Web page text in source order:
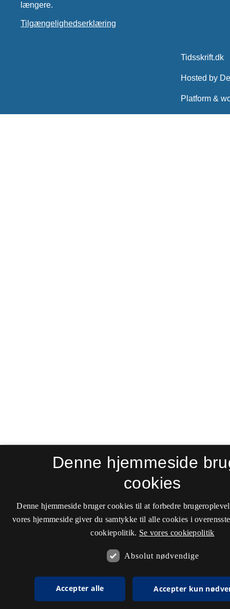
længere.
Tilgængelighedserklæring
Denne hjemmeside
cookies
Denne hjemmeside bruger cookies til at forbedre
vores hjemmeside giver du samtykke til alle cookies i
cookiepolitik. Se vores cookiepolitik
Absolut nødvendige
Accepter alle Accepter kun